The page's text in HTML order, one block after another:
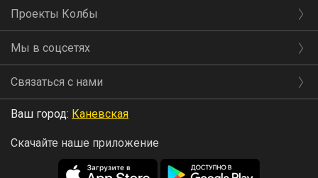
Проекты Колбы
Мы в соцсетях
Связаться с нами
Ваш город: Каневская
Скачайте наше приложение